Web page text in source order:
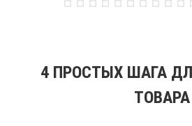
4 ПРОСТЫХ ШАГА
ТОВАРА